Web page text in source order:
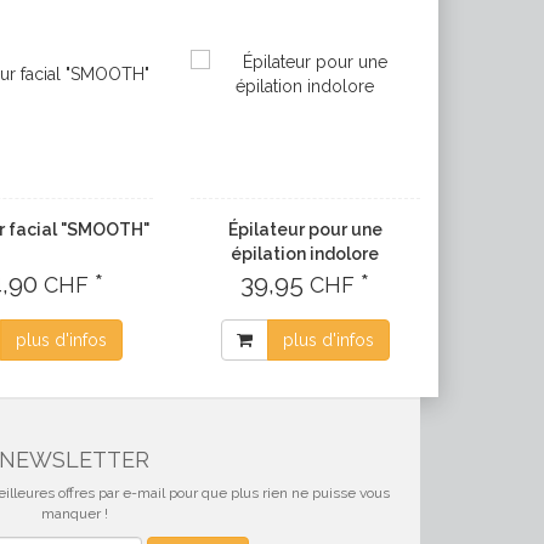
facial "SMOOTH"
CHF *
plus d'infos
Épilateur pour une
épilation indolore
39,95CHF *
plus d'infos
NEWSLETTER
offres par e-mail pour que plus rien ne puisse vous
manquer !